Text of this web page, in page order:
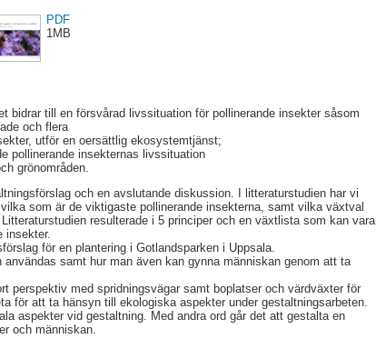
PDF
1MB
bidrar till en försvårad livssituation för pollinerande insekter såsom
och flera
utför en oersättlig ekosystemtjänst;
pollinerande insekternas livssituation
grönområden.
och en avslutande diskussion. I litteraturstudien har vi
som är de viktigaste pollinerande insekterna, samt vilka växtval
resulterade i 5 principer och en växtlista som kan vara
insekter.
för en plantering i Gotlandsparken i Uppsala.
samt hur man även kan gynna människan genom att ta
perspektiv med spridningsvägar samt boplatser och värdväxter för
för att ta hänsyn till ekologiska aspekter under gestaltningsarbeten.
aspekter vid gestaltning. Med andra ord går det att gestalta en
och människan.